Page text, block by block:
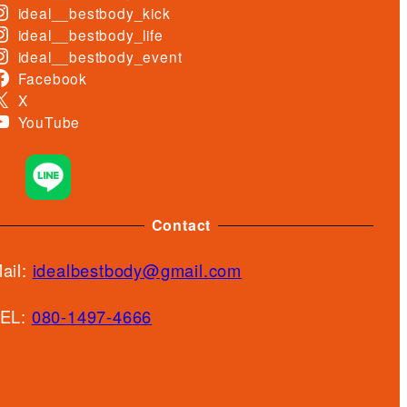
ideal__bestbody_kick
ideal__bestbody_life
ideal__bestbody_event
Facebook
X
YouTube
Contact
idealbestbody@gmail.com
080-1497-4666